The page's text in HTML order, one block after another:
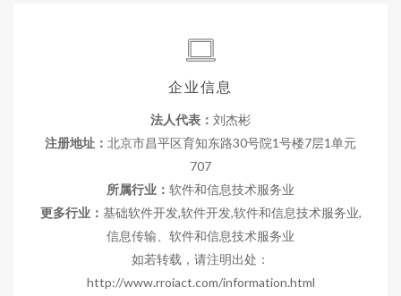
企业信息
法人代表： 刘杰彬
注册地址： 北京市昌平区育知东路30号院1号楼7层1单元
707
所属行业： 软件和信息技术服务业
更多行业： 基础软件开发,软件开发,软件和信息技术服务业,
信息传输、软件和信息技术服务业
如若转载，请注明出处：
http://www.rroiact.com/information.html